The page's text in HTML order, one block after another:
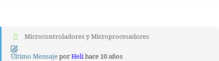
Microcontroladores y Microprocesadores
Último MensajeporHelihace 10 años